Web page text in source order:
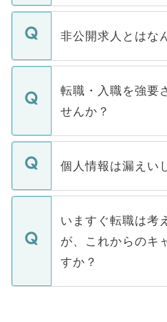
ご登録いただきまし
登録内容を確認し、
ます。通常、5営業
いただきますので、
い。
非公開求人とはな
マイナビDOCTORで
うち約3割は、Web
けない「非公開求人
下記の理由によって
ません。
■応募殺到を避ける
関を公にしてしまう
に、医療機関が求め
みを人材紹介会社に
ています。
転職・入職を強要
せんか？
転職・入職を強要す
ん。また、仮に応募
定を承諾する必要は
の辞退の連絡はキャ
ますので、ご安心く
個人情報は漏えい
個人情報が漏えいす
で、ご安心ください
などで収集したご登
ご本人のキャリアア
支援を目的に使用い
ているすべての個人
いますぐ転職は考
が、これからのキ
すか？